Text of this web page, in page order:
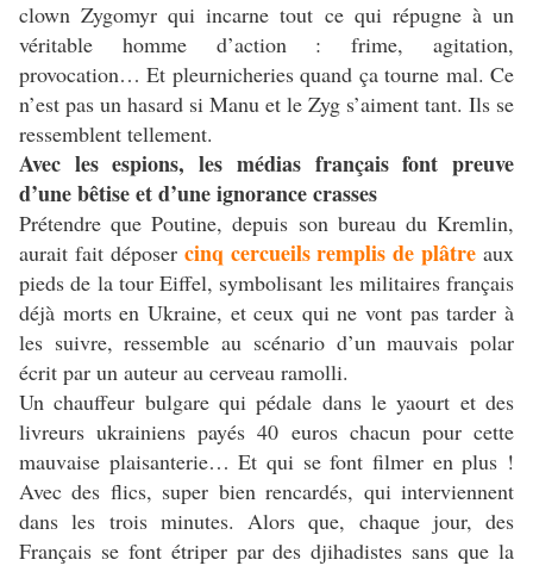
clown Zygomyr qui incarne tout ce qui répugne à un
véritable homme d’action : frime, agitation,
provocation… Et pleurnicheries quand ça tourne mal. Ce
n’est pas un hasard si Manu et le Zyg s’aiment tant. Ils se
ressemblent tellement.
Avec les espions, les médias français font preuve
d’une bêtise et d’une ignorance crasses
Prétendre que Poutine, depuis son bureau du Kremlin,
aurait fait déposer cinq cercueils remplis de plâtre aux
pieds de la tour Eiffel, symbolisant les militaires français
déjà morts en Ukraine, et ceux qui ne vont pas tarder à
les suivre, ressemble au scénario d’un mauvais polar
écrit par un auteur au cerveau ramolli.
Un chauffeur bulgare qui pédale dans le yaourt et des
livreurs ukrainiens payés 40 euros chacun pour cette
mauvaise plaisanterie… Et qui se font filmer en plus !
Avec des flics, super bien rencardés, qui interviennent
dans les trois minutes. Alors que, chaque jour, des
Français se font étriper par des djihadistes sans que la